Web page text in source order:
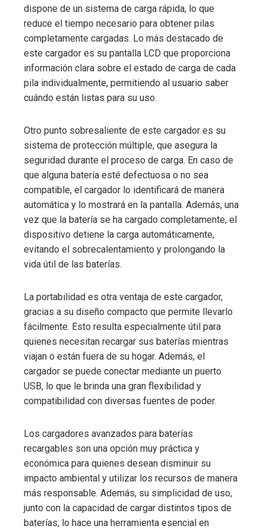
dispone de un sistema de carga rápida, lo que
reduce el tiempo necesario para obtener pilas
completamente cargadas. Lo más destacado de
este cargador es su pantalla LCD que proporciona
información clara sobre el estado de carga de cada
pila individualmente, permitiendo al usuario saber
cuándo están listas para su uso.
Otro punto sobresaliente de este cargador es su
sistema de protección múltiple, que asegura la
seguridad durante el proceso de carga. En caso de
que alguna batería esté defectuosa o no sea
compatible, el cargador lo identificará de manera
automática y lo mostrará en la pantalla. Además, una
vez que la batería se ha cargado completamente, el
dispositivo detiene la carga automáticamente,
evitando el sobrecalentamiento y prolongando la
vida útil de las baterías.
La portabilidad es otra ventaja de este cargador,
gracias a su diseño compacto que permite llevarlo
fácilmente. Esto resulta especialmente útil para
quienes necesitan recargar sus baterías mientras
viajan o están fuera de su hogar. Además, el
cargador se puede conectar mediante un puerto
USB, lo que le brinda una gran flexibilidad y
compatibilidad con diversas fuentes de poder.
Los cargadores avanzados para baterías
recargables son una opción muy práctica y
económica para quienes desean disminuir su
impacto ambiental y utilizar los recursos de manera
más responsable. Además, su simplicidad de uso,
junto con la capacidad de cargar distintos tipos de
baterías, lo hace una herramienta esencial en